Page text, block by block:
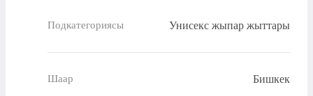
Подкатегориясы Унисекс жыпар жыттары
Шаар Бишкек